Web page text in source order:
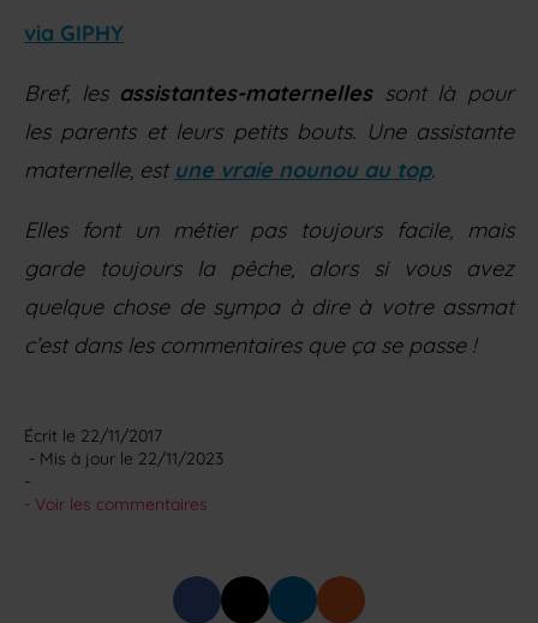
via GIPHY
Bref, les assistantes-maternellessont là pour
les parents et leurs petits bouts. Une assistante
maternelle, est une vraie nounou au top.
Elles font un métier pas toujours facile, mais
garde toujours la pêche, alors si vous avez
quelque chose de sympa à dire à votre assmat
c’est dans les commentaires que ça se passe !
Écrit le 22/11/2017
- Mis à jour le 22/11/2023
-
- Voir les commentaires